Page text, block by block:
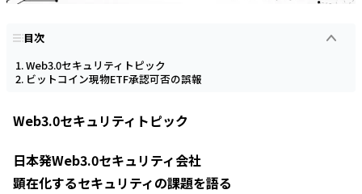
目次
Web3.0セキュリティトピック
ビットコイン現物ETF承認可否の誤報
Web3.0セキュリティトピック
日本発Web3.0セキュリティ会社
顕在化するセキュリティの課題を語る